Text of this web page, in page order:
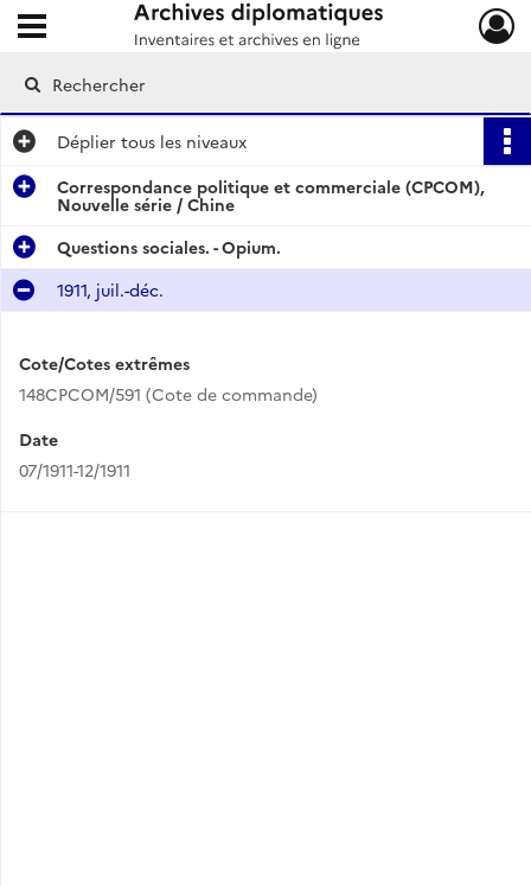
Archives diplomatiques
Ouvrir le menu déroulant
Déplier tous les niveaux
Correspondance politique et commerciale (CPCOM),
Nouvelle série / Chine
Questions sociales. - Opium.
1911, juil.-déc.
Cote/Cotes extrêmes
148CPCOM/591 (Cote de commande)
Date
07/1911-12/1911